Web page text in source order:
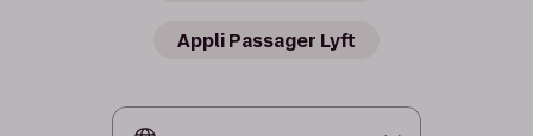
Appli Passager Lyft